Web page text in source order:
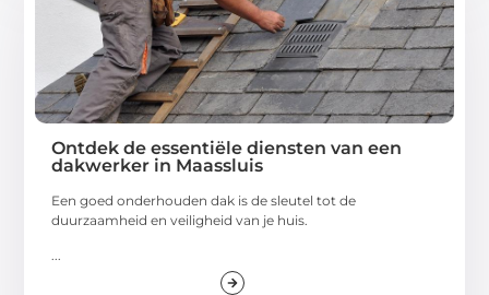
Ontdek de essentiële diensten van een
dakwerker in Maassluis
Een goed onderhouden dak is de sleutel tot de
duurzaamheid en veiligheid van je huis.